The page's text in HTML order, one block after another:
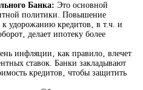
Банка: Это основной
политики. Повышение
удорожанию кредитов‚ в т.ч. и
делает ипотеку более
инфляции‚ как правило‚ влечет
ставок. Банки закладывают
кредитов‚ чтобы защитить